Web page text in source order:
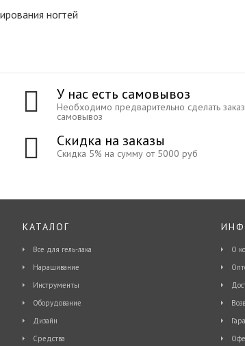
ногтей
У нас есть самовывоз
Необходимо предварительно сделать
самовывоз
Скидка на заказы
Скидка 5% на сумму от 5000 руб
КАТАЛОГ
Все для гель-лака
Наращивание
Инструменты
Оборудование
Дизайн
Средства
О